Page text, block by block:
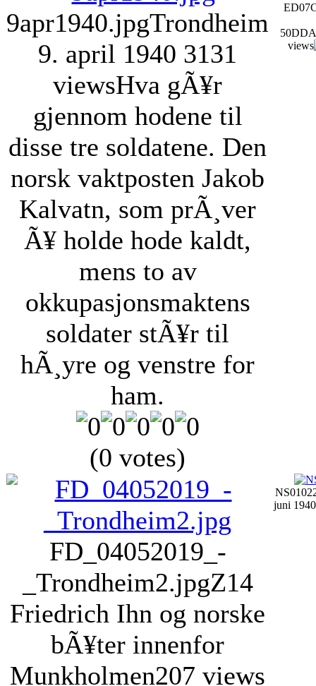
9apr1940.jpgTrondheim
9. april 1940 3131
viewsHva gÃ¥r
gjennom hodene til
disse tre soldatene. Den
norsk vaktposten Jakob
Kalvatn, som prÃ¸ver
Ã¥ holde hode kaldt,
mens to av
okkupasjonsmaktens
soldater stÃ¥r til
hÃ¸yre og venstre for
ham.
(0 votes)
views
FD_04052019_-
_Trondheim2.jpgZ14
Friedrich Ihn og norske
bÃ¥ter innenfor
Munkholmen207 views
juni 1940